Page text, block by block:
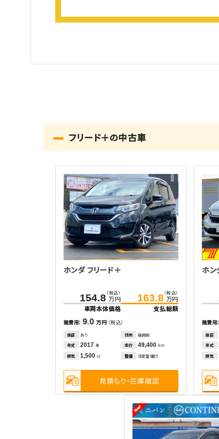
フリード＋の中古車
ホンダ フリード＋
154.8 （税込）
万円
車両本体価格
163.8 （税込）
万円
支払総額
諸費用： 9.0 万円 （税込）
保証 あり 住所
福岡県
年式
2017 年 走行 49,400 km
排気
1,500 cc 整備 法定整備付
見積もり・在庫確認
ホン
諸費用
保証
年式
排気